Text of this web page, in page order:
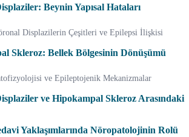
Beynin Yapısal Hataları
Displazilerin Çeşitleri ve Epilepsi İlişkisi
Skleroz: Bellek Bölgesinin Dönüşümü
ve Epileptojenik Mekanizmalar
ve Hipokampal Skleroz Arasındaki
Yaklaşımlarında Nöropatolojinin Rolü